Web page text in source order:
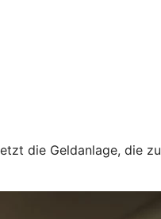
die Geldanlage, die zu